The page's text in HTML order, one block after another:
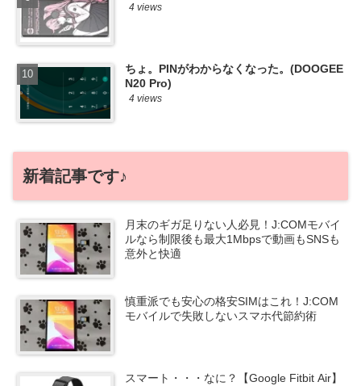
4 views
ちょ。PINがわからなくなった。(DOOGEE
N20 Pro)
4 views
新着記事です♪
月末のギガ足りない人必見！J:COMモバイ
ルなら制限後も最大1Mbpsで動画もSNSも
意外と快適
慎重派でも安心の格安SIMはこれ！J:COM
モバイルで失敗しないスマホ代節約術
スマート・・・なに？【Google Fitbit Air】